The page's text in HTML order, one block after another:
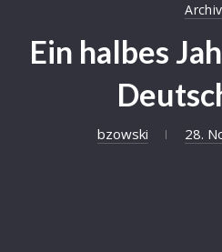
Archiv
Ein halbes
bzowski 28.